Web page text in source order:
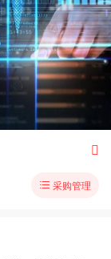

 采购管理